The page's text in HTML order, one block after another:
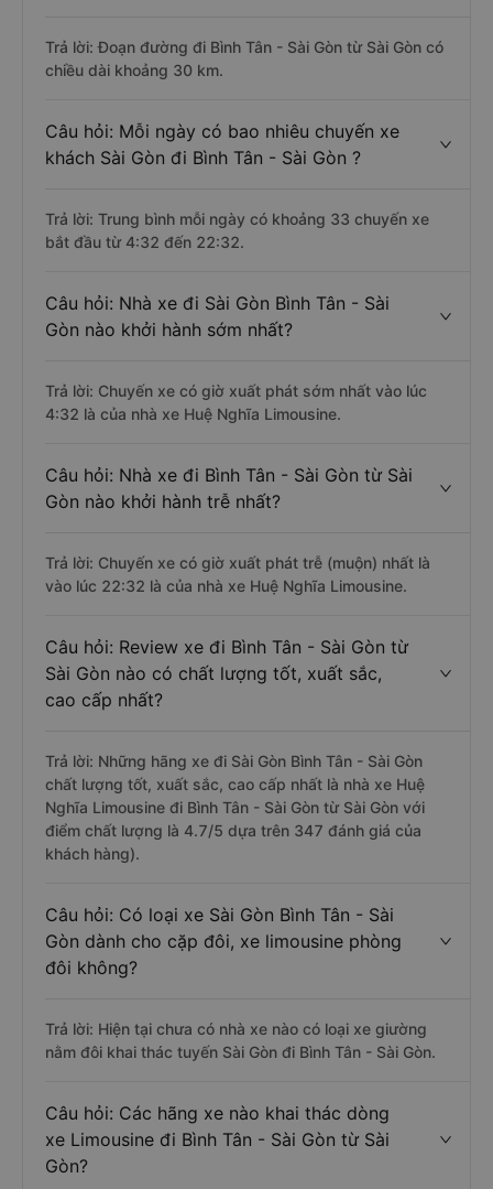
Trả lời: Đoạn đường đi Bình Tân - Sài Gòn từ Sài Gòn có
chiều dài khoảng 30 km.
Câu hỏi: Mỗi ngày có bao nhiêu chuyến xe
khách Sài Gòn đi Bình Tân - Sài Gòn ?
Trả lời: Trung bình mỗi ngày có khoảng 33 chuyến xe
bắt đầu từ 4:32 đến 22:32.
Câu hỏi: Nhà xe đi Sài Gòn Bình Tân - Sài
Gòn nào khởi hành sớm nhất?
Trả lời: Chuyến xe có giờ xuất phát sớm nhất vào lúc
4:32 là của nhà xe Huệ Nghĩa Limousine.
Câu hỏi: Nhà xe đi Bình Tân - Sài Gòn từ Sài
Gòn nào khởi hành trễ nhất?
Trả lời: Chuyến xe có giờ xuất phát trễ (muộn) nhất là
vào lúc 22:32 là của nhà xe Huệ Nghĩa Limousine.
Câu hỏi: Review xe đi Bình Tân - Sài Gòn từ
Sài Gòn nào có chất lượng tốt, xuất sắc,
cao cấp nhất?
Trả lời: Những hãng xe đi Sài Gòn Bình Tân - Sài Gòn
chất lượng tốt, xuất sắc, cao cấp nhất là nhà xe Huệ
Nghĩa Limousine đi Bình Tân - Sài Gòn từ Sài Gòn với
điểm chất lượng là 4.7/5 dựa trên 347 đánh giá của
khách hàng).
Câu hỏi: Có loại xe Sài Gòn Bình Tân - Sài
Gòn dành cho cặp đôi, xe limousine phòng
đôi không?
Trả lời: Hiện tại chưa có nhà xe nào có loại xe giường
nằm đôi khai thác tuyến Sài Gòn đi Bình Tân - Sài Gòn.
Câu hỏi: Các hãng xe nào khai thác dòng
xe Limousine đi Bình Tân - Sài Gòn từ Sài
Gòn?